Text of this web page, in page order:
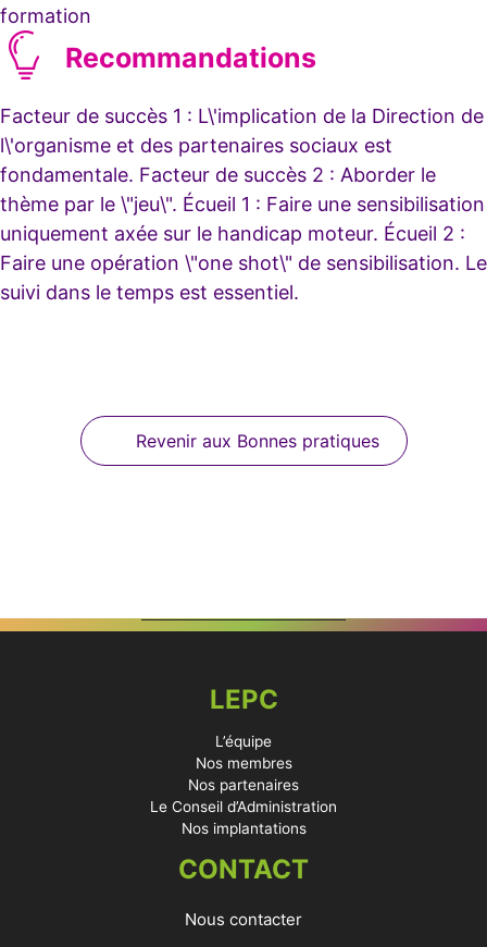
formation
Recommandations
Facteur de succès 1 : L\'implication de la Direction de
l\'organisme et des partenaires sociaux est
fondamentale. Facteur de succès 2 : Aborder le
thème par le \"jeu\". Écueil 1 : Faire une sensibilisation
uniquement axée sur le handicap moteur. Écueil 2 :
Faire une opération \"one shot\" de sensibilisation. Le
suivi dans le temps est essentiel.
Revenir aux Bonnes pratiques
LEPC
L’équipe
Nos membres
Nos partenaires
Le Conseil d’Administration
Nos implantations
CONTACT
Nous contacter